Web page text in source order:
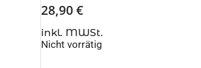
28,90 €
inkl. MWSt.
Nicht vorrätig